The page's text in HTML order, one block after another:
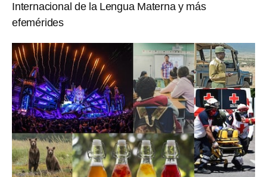
Internacional de la Lengua Materna y más
efemérides